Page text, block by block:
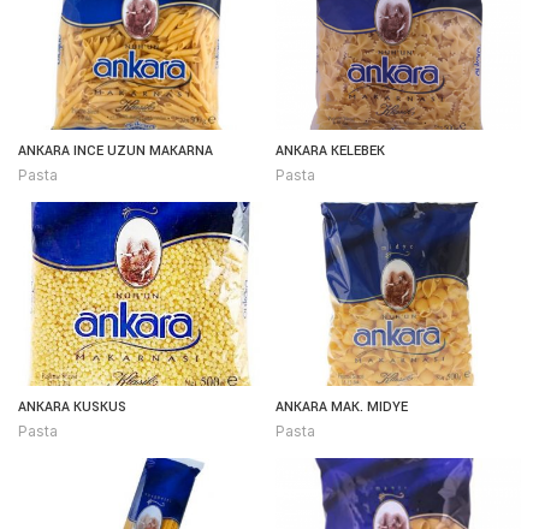
ANKARA INCE UZUN MAKARNA
Pasta
ANKARA KELEBEK
Pasta
ANKARA KUSKUS
Pasta
ANKARA MAK. MIDYE
Pasta